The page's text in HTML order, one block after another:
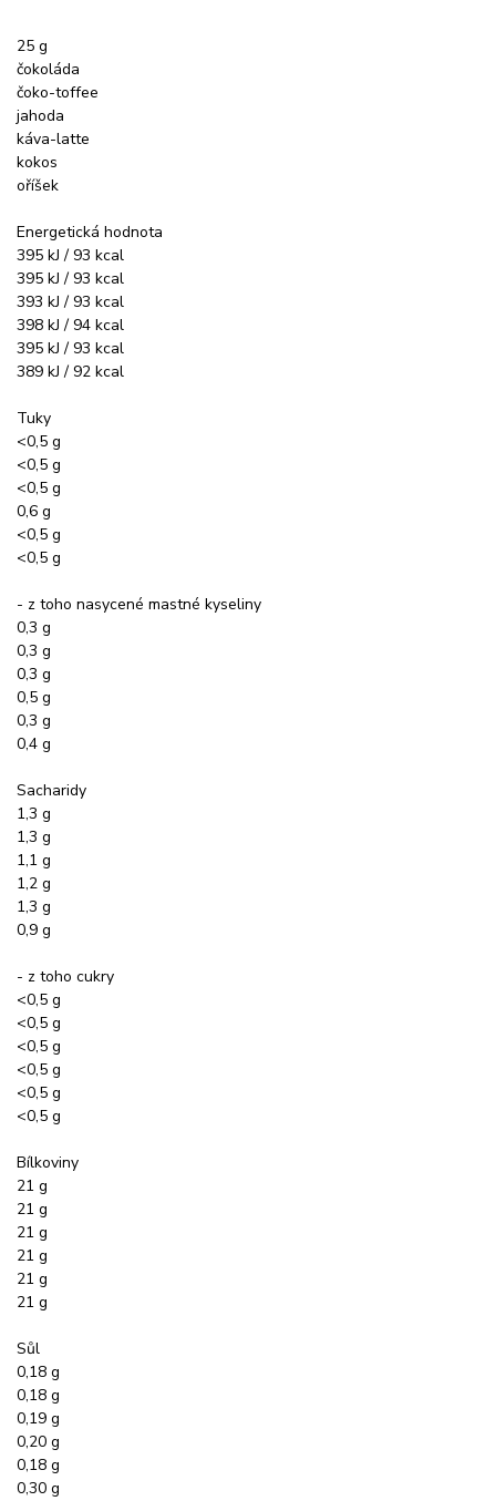
25 g
čokoláda
čoko-toffee
jahoda
káva-latte
kokos
oříšek
Energetická hodnota
395 kJ / 93 kcal
395 kJ / 93 kcal
393 kJ / 93 kcal
398 kJ / 94 kcal
395 kJ / 93 kcal
389 kJ / 92 kcal
Tuky
<0,5 g
<0,5 g
<0,5 g
0,6 g
<0,5 g
<0,5 g
- z toho nasycené mastné kyseliny
0,3 g
0,3 g
0,3 g
0,5 g
0,3 g
0,4 g
Sacharidy
1,3 g
1,3 g
1,1 g
1,2 g
1,3 g
0,9 g
- z toho cukry
<0,5 g
<0,5 g
<0,5 g
<0,5 g
<0,5 g
<0,5 g
Bílkoviny
21 g
21 g
21 g
21 g
21 g
21 g
Sůl
0,18 g
0,18 g
0,19 g
0,20 g
0,18 g
0,30 g